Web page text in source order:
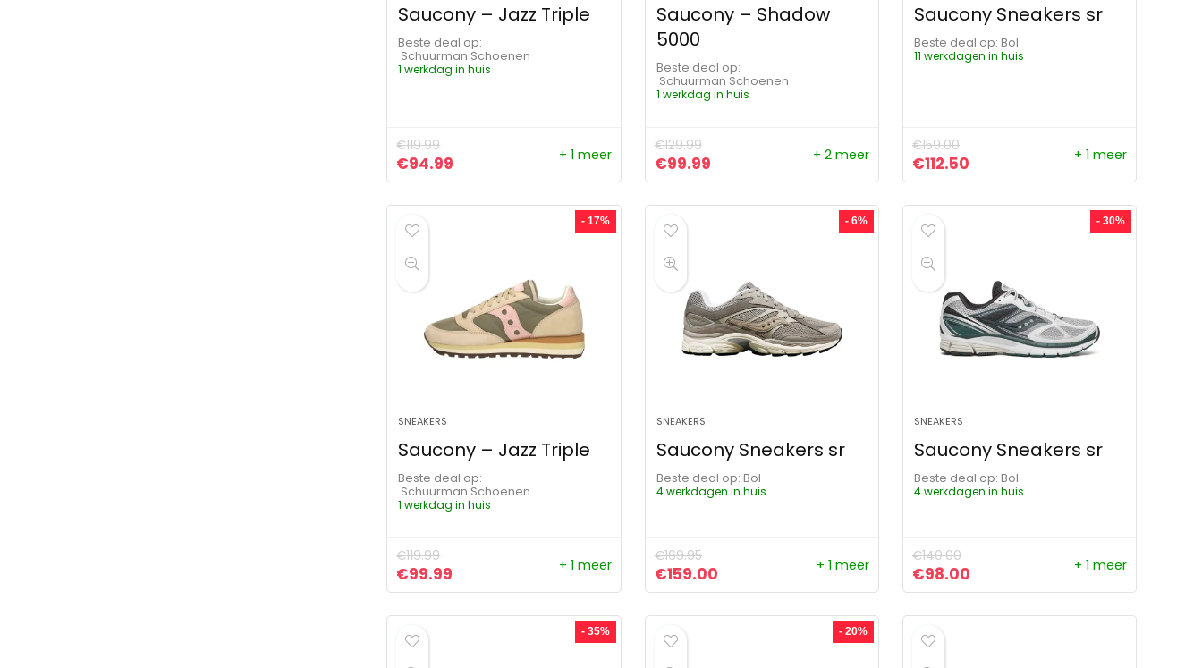
Saucony – Jazz Triple
Beste deal op:
Schuurman Schoenen
1 werkdag in huis
€119.99
Oorspronkelijke prijs was: €119.99.
€94.99 Huidige prijs is: €94.99.
+ 1 meer
Saucony – Shadow
5000
Beste deal op:
Schuurman Schoenen
1 werkdag in huis
€129.99
Oorspronkelijke prijs was: €129.99.
€99.99Huidige prijs is: €99.99.
+ 2 meer
Saucony Sneakers sr
Beste deal op:
Bol
11 werkdagen in huis
€159.00
Oorspronkelijke prijs was: €159.00.
€112.50 Huidige prijs is: €112.50.
+ 1 meer
- 17%
SNEAKERS
Saucony – Jazz Triple
Beste deal op:
Schuurman Schoenen
1 werkdag in huis
€119.99
Oorspronkelijke prijs was: €119.99.
€99.99 Huidige prijs is: €99.99.
+ 1 meer
- 6%
SNEAKERS
Saucony Sneakers sr
Beste deal op:
Bol
4 werkdagen in huis
€169.95
Oorspronkelijke prijs was: €169.95.
€159.00Huidige prijs is: €159.00.
+ 1 meer
- 30%
SNEAKERS
Saucony Sneakers sr
Beste deal op:
Bol
4 werkdagen in huis
€140.00
Oorspronkelijke prijs was: €140.00.
€98.00 Huidige prijs is: €98.00.
+ 1 meer
- 35% - 20%